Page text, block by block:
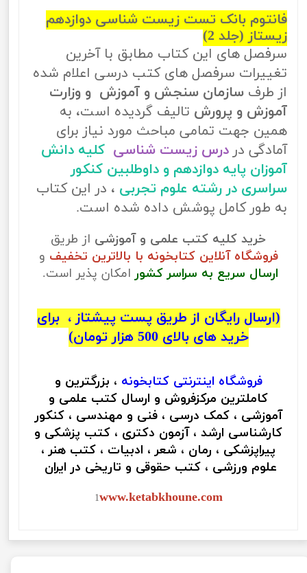
فانتوم بانک تست زیست شناسی دوازدهم
زیستاز (جلد 2)
سرفصل های این کتاب مطابق با آخرین
تغییرات سرفصل های کتب درسی اعلام شده
از طرف سازمان سنجش و آموزش و وزارت
آموزش و پرورش تالیف گردیده است، به
همین جهت تمامی مباحث مورد نیاز برای
آمادگی در درس زیست شناسی کلیه دانش
آموزان پایه دوازدهم و داوطلبین کنکور
سراسری در رشته علوم تجربی ، در این کتاب
به طور کامل پوشش داده شده است.
خرید کلیه کتب علمی و آموزشی از طریق
فروشگاه آنلاین کتابخونه با بالاترین تخفیف و
ارسال سریع به سراسر کشور امکان پذیر است.
(ارسال رایگان از طریق پست پیشتاز ، برای
خرید های بالای 500 هزار تومان)
فروشگاه اینترنتی کتابخونه ، بزرگترین و
کاملترین مرکزفروش و ارسال کتب علمی و
آموزشی ، کمک درسی ، فنی و مهندسی ، کنکور
کارشناسی ارشد ، آزمون دکتری ، کتب پزشکی و
پیراپزشکی ، رمان ، شعر ، ادبیات ، کتب هنر ،
علوم ورزشی ، کتب حقوقی و تاریخی در ایران
1www.ketabkhoune.com